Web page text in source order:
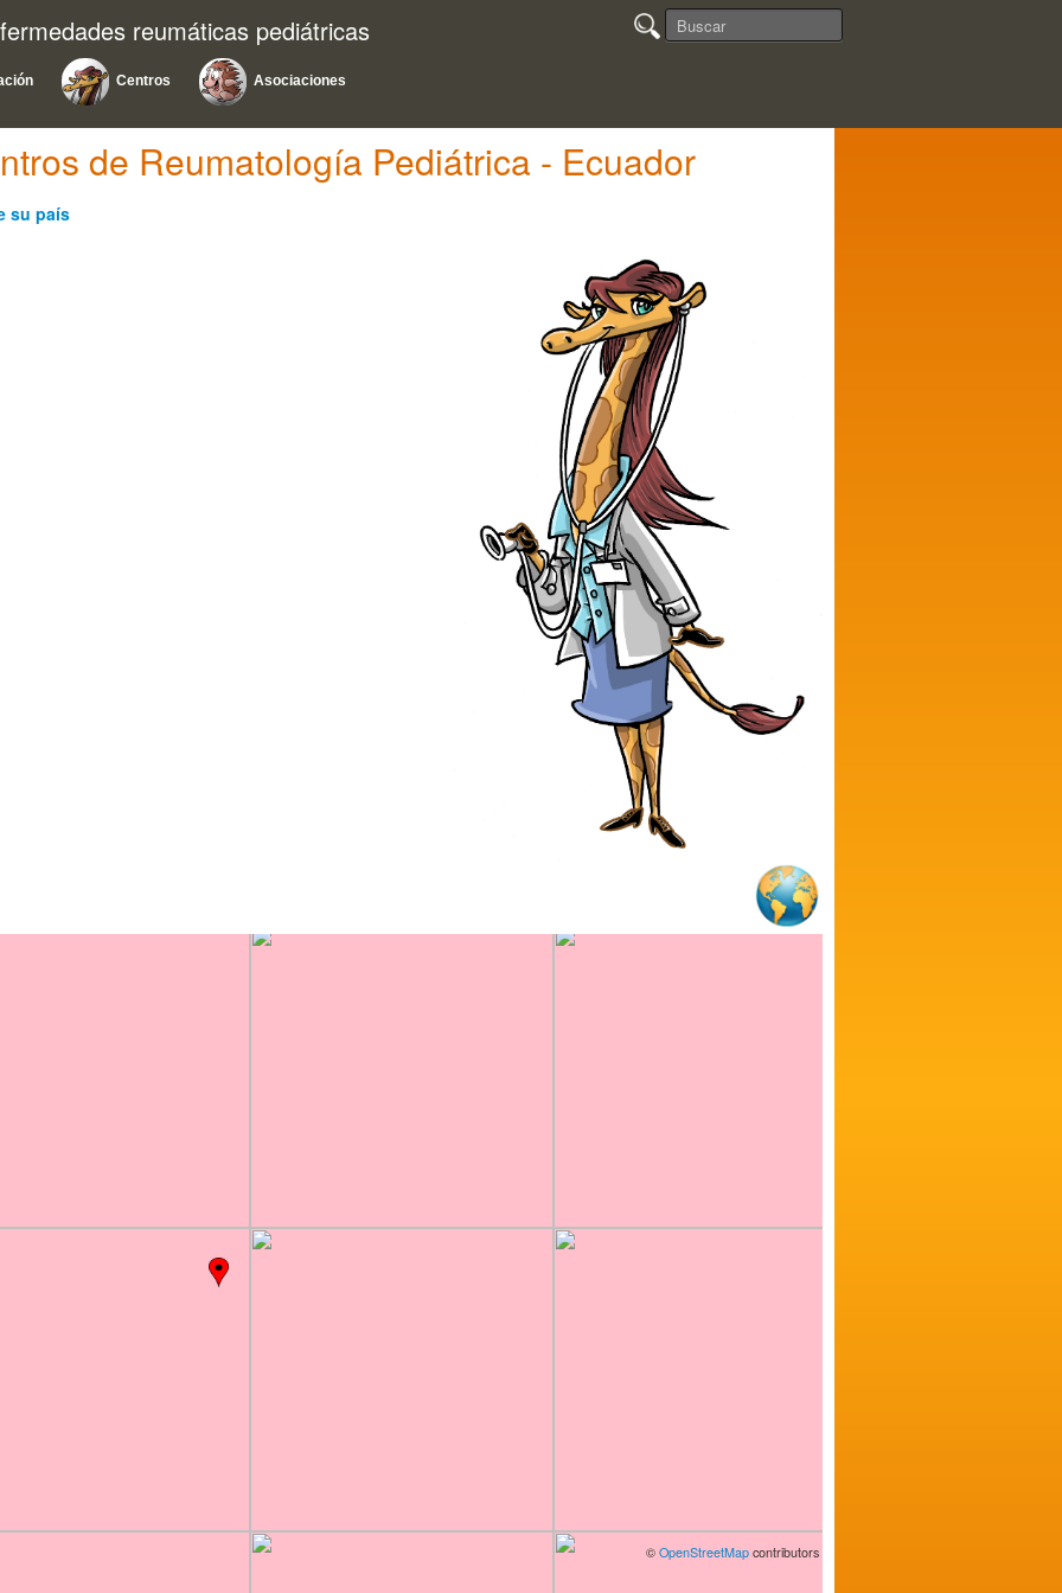
reumáticas pediátricas
Centros Asociaciones
de Reumatología Pediátrica - Ecuador
su país
© OpenStreetMap contributors